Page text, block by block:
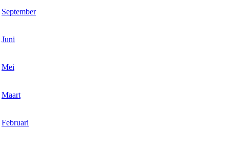
September
Juni
Mei
Maart
Februari